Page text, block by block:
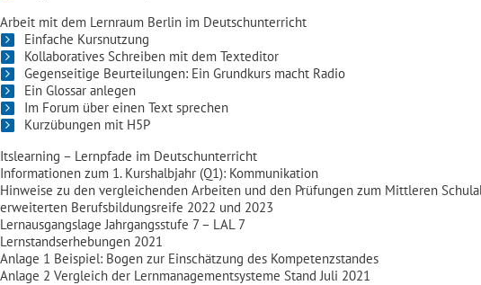
Arbeit mit dem Lernraum Berlin im Deutschunterricht
Einfache Kursnutzung
Kollaboratives Schreiben mit dem Texteditor
Gegenseitige Beurteilungen: Ein Grundkurs macht Radio
Ein Glossar anlegen
Im Forum über einen Text sprechen
Kurzübungen mit H5P
Itslearning – Lernpfade im Deutschunterricht
Informationen zum 1. Kurshalbjahr (Q1): Kommunikation
Hinweise zu den vergleichenden Arbeiten und den Prüfungen zum Mittleren
erweiterten Berufsbildungsreife 2022 und 2023
Lernausgangslage Jahrgangsstufe 7 – LAL 7
Lernstandserhebungen 2021
Anlage 1 Beispiel: Bogen zur Einschätzung des Kompetenzstandes
Anlage 2 Vergleich der Lernmanagementsysteme Stand Juli 2021